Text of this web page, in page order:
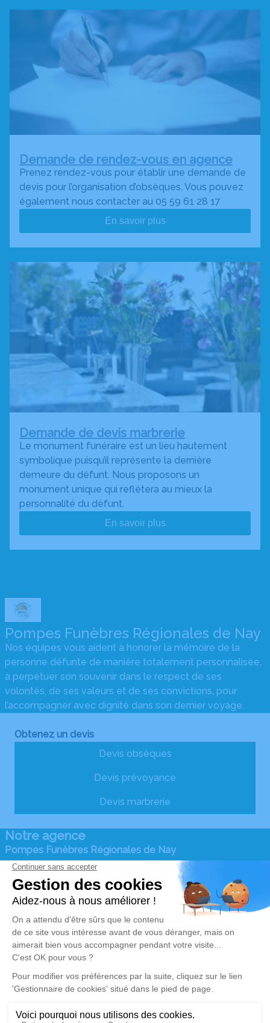
Demande de rendez-vous en agence
Prenez rendez-vous pour établir une demande de
devis pour l’organisation d’obsèques. Vous pouvez
également nous contacter au 05 59 61 28 17
En savoir plus
Demande de devis marbrerie
Le monument funéraire est un lieu hautement
symbolique puisqu’il représente la dernière
demeure du défunt. Nous proposons un
monument unique qui reflétera au mieux la
personnalité du défunt.
En savoir plus
Pompes Funèbres Régionales de Nay
Nos équipes vous aident à honorer la mémoire de la
personne défunte de manière totalement personnalisée,
à perpétuer son souvenir dans le respect de ses
volontés, de ses valeurs et de ses convictions, pour
l’accompagner avec dignité dans son dernier voyage.
Obtenez un devis
Devis obsèques
Devis prévoyance
Devis marbrerie
Notre agence
Pompes Funèbres Régionales de Nay
05 59 61 28 17
pfr.nay@orange.fr
390 Rue du commerce PAE Monplaisir - 64800 -
4.9/5 - 173 avis
Nos Services
Organiser des obsèques
Monuments funéraires
Services aux familles
Liens utiles
Avis de décès
Demande de rendez-vous
en agence